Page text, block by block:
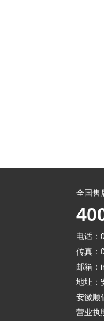
全国售
电话：
传真：
邮箱：
地址：
安徽顺
营业执